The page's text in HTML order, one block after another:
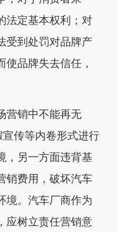
法定基本权利；对
受到处罚对品牌产
品牌失去信任，
销中不能再无
宣传等内卷形式进行
，另一方面违背基
销费用，破坏汽车
境。汽车厂商作为
应树立责任营销意